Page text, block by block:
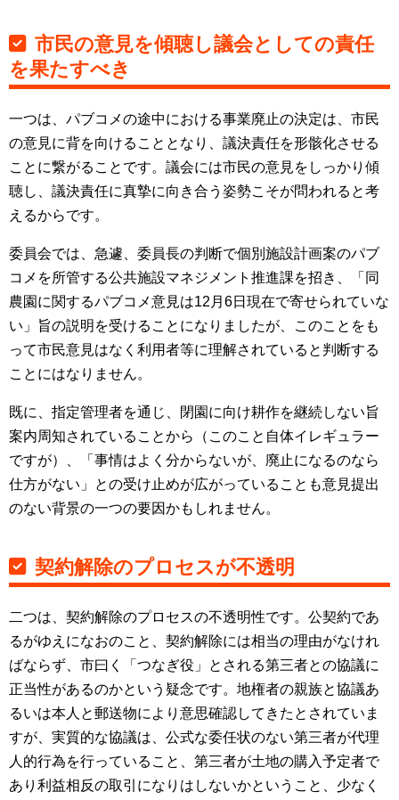
市民の意見を傾聴し議会としての責任
を果たすべき
一つは、パブコメの途中における事業廃止の決定は、市民
の意見に背を向けることとなり、議決責任を形骸化させる
ことに繋がることです。議会には市民の意見をしっかり傾
聴し、議決責任に真摯に向き合う姿勢こそが問われると考
えるからです。
委員会では、急遽、委員長の判断で個別施設計画案のパブ
コメを所管する公共施設マネジメント推進課を招き、「同
農園に関するパブコメ意見は12月6日現在で寄せられていな
い」旨の説明を受けることになりましたが、このことをも
って市民意見はなく利用者等に理解されていると判断する
ことにはなりません。
既に、指定管理者を通じ、閉園に向け耕作を継続しない旨
案内周知されていることから（このこと自体イレギュラー
ですが）、「事情はよく分からないが、廃止になるのなら
仕方がない」との受け止めが広がっていることも意見提出
のない背景の一つの要因かもしれません。
契約解除のプロセスが不透明
二つは、契約解除のプロセスの不透明性です。公契約であ
るがゆえになおのこと、契約解除には相当の理由がなけれ
ばならず、市曰く「つなぎ役」とされる第三者との協議に
正当性があるのかという疑念です。地権者の親族と協議あ
るいは本人と郵送物により意思確認してきたとされていま
すが、実質的な協議は、公式な委任状のない第三者が代理
人的行為を行っていること、第三者が土地の購入予定者で
あり利益相反の取引になりはしないかということ、少なく